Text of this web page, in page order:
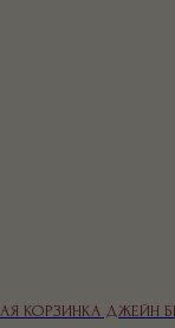
КОРЗИНКА ДЖЕЙН